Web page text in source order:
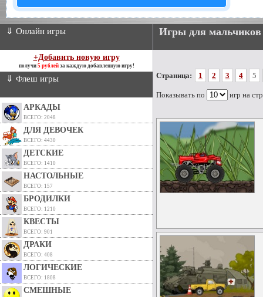
⇓ Онлайн игры
+Добавить новую игру
получи 5 рублейза каждую добавленную игру!
⇓ Флеш игры
АРКАДЫ
ВСЕГО: 2048
ДЛЯ ДЕВОЧЕК
ВСЕГО: 4430
ДЕТСКИЕ
ВСЕГО: 1410
НАСТОЛЬНЫЕ
ВСЕГО: 157
БРОДИЛКИ
ВСЕГО: 1210
КВЕСТЫ
ВСЕГО: 901
ДРАКИ
ВСЕГО: 408
ЛОГИЧЕСКИЕ
ВСЕГО: 1808
СМЕШНЫЕ
Игры для мальчиков
Страница: 1 2 3 4 5
Показывать по игр на